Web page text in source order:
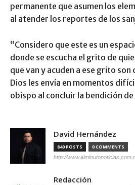
permanente que asumen los
al atender los reportes de los
“Considero que este es un
donde se escucha el grito de
que van y acuden a ese grito son
Dios les envía en momentos
obispo al concluir la bendición
David Hernández
840 POSTS 0 COMMENTS
http://
Redacción